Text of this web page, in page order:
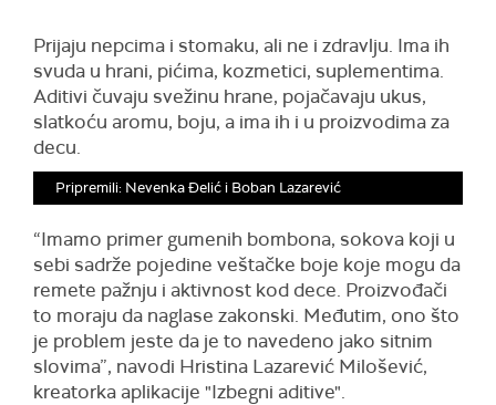
Prijaju nepcima i stomaku, ali ne i zdravlju. Ima ih
svuda u hrani, pićima, kozmetici, suplementima.
Aditivi čuvaju svežinu hrane, pojačavaju ukus,
slatkoću aromu, boju, a ima ih i u proizvodima za
decu.
Pripremili: Nevenka Đelić i Boban Lazarević
“Imamo primer gumenih bombona, sokova koji u
sebi sadrže pojedine veštačke boje koje mogu da
remete pažnju i aktivnost kod dece. Proizvođači
to moraju da naglase zakonski. Međutim, ono što
je problem jeste da je to navedeno jako sitnim
slovima”, navodi Hristina Lazarević Milošević,
kreatorka aplikacije "Izbegni aditive".